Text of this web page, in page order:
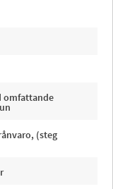
omfattande
(steg